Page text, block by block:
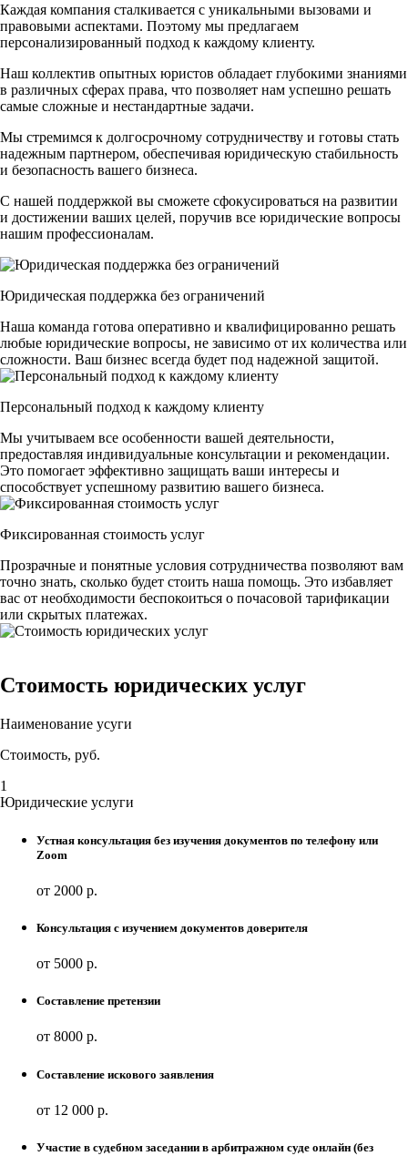
Каждая компания сталкивается с уникальными вызовами и
правовыми аспектами. Поэтому мы предлагаем
персонализированный подход к каждому клиенту.
Наш коллектив опытных юристов обладает глубокими знаниями
в различных сферах права, что позволяет нам успешно решать
самые сложные и нестандартные задачи.
Мы стремимся к долгосрочному сотрудничеству и готовы стать
надежным партнером, обеспечивая юридическую стабильность
и безопасность вашего бизнеса.
С нашей поддержкой вы сможете сфокусироваться на развитии
и достижении ваших целей, поручив все юридические вопросы
нашим профессионалам.
Юридическая поддержка без ограничений
Наша команда готова оперативно и квалифицированно решать
любые юридические вопросы, не зависимо от их количества или
сложности. Ваш бизнес всегда будет под надежной защитой.
Персональный подход к каждому клиенту
Мы учитываем все особенности вашей деятельности,
предоставляя индивидуальные консультации и рекомендации.
Это помогает эффективно защищать ваши интересы и
способствует успешному развитию вашего бизнеса.
Фиксированная стоимость услуг
Прозрачные и понятные условия сотрудничества позволяют вам
точно знать, сколько будет стоить наша помощь. Это избавляет
вас от необходимости беспокоиться о почасовой тарификации
или скрытых платежах.
Стоимость юридических услуг
Наименование усуги
Стоимость, руб.
1
Юридические услуги
Устная консультация без изучения документов по телефону или
Zoom
от 2000 р.
Консультация с изучением документов доверителя
от 5000 р.
Составление претензии
от 8000 р.
Составление искового заявления
от 12 000 р.
Участие в судебном заседании в арбитражном суде онлайн (без